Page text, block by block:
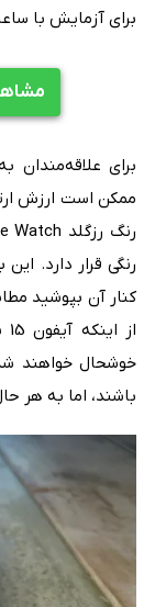
برای آزمایش با
برای علاقه‌مندان
رنگی قرار دارد.
کنار آن بپوشید
خوشحال خواهند
باشند، اما به هر